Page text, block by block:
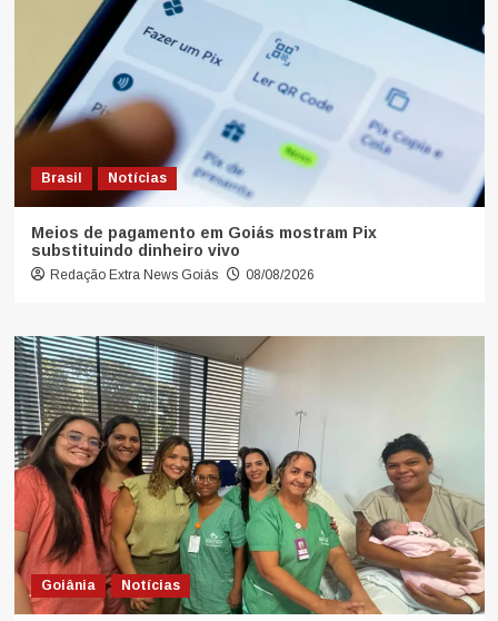
Brasil Notícias
Meios de pagamento em Goiás mostram Pix
substituindo dinheiro vivo
Redação Extra News Goiás 08/08/2026
Goiânia Notícias